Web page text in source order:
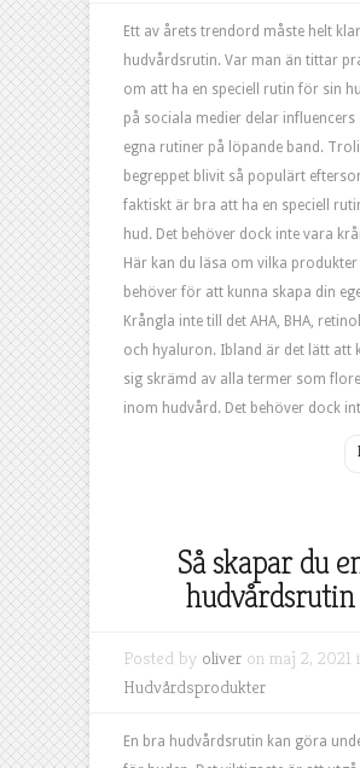
Ett av årets trendord måste helt
hudvårdsrutin. Var man än tittar
om att ha en speciell rutin för sin
på sociala medier delar influencers
egna rutiner på löpande band.
begreppet blivit så populärt
faktiskt är bra att ha en speciell
hud. Det behöver dock inte vara
Här kan du läsa om vilka produkter
behöver för att kunna skapa din
Krångla inte till det AHA, BHA,
och hyaluron. Ibland är det lätt att
sig skrämd av alla termer som
inom hudvård. Det behöver dock
Så skapar du
hudvårdsrutin
Posted by oliver on maj 2, 2021
Hudvårdsprodukter
En bra hudvårdsrutin kan göra